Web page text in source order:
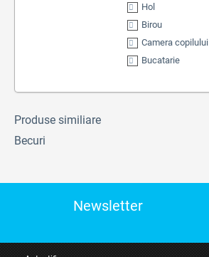
Hol
Birou
Camera copilului
Bucatarie
Produse similiare
Becuri
Newsletter